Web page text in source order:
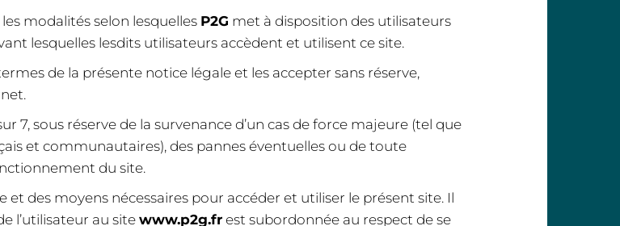
modalités selon lesquelles P2G met à disposition des utilisateurs
lesquelles lesdits utilisateurs accèdent et utilisent ce site.
de la présente notice légale et les accepter sans réserve,
7, sous réserve de la survenance d’un cas de force majeure (tel que
et communautaires), des pannes éventuelles ou de toute
du site.
des moyens nécessaires pour accéder et utiliser le présent site. Il
l’utilisateur au site www.p2g.fr est subordonnée au respect de se